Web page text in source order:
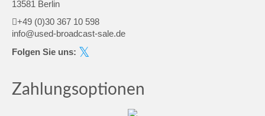
13581 Berlin
+49 (0)30 367 10 598
info@used-broadcast-sale.de
Folgen Sie uns:
Zahlungsoptionen